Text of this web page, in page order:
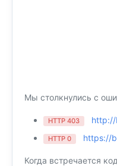
Мы столкнулись с
HTTP 403
HTTP 0 https://
Когда встречается